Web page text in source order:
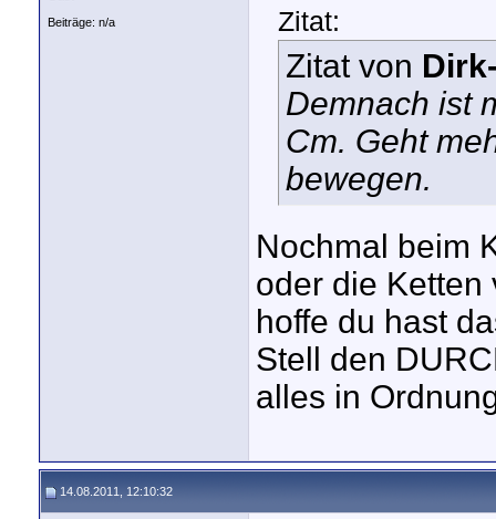
Beiträge: n/a
Zitat:
Zitat von
Demnach ist
Cm. Geht
bewegen.
Nochmal beim
oder die Ketten
hoffe du hast
Stell den
alles in
14.08.2011, 12:10:32